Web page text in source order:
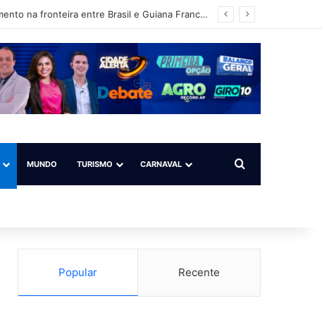
Operação Ágata intensifica ações de fiscalização, patrulhamento e reconhecimento na fronteira entre Brasil e Guiana Francesa
MUNDO TURISMO CARNAVAL Procurar por
Popular Recente